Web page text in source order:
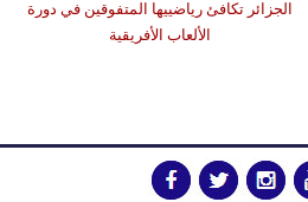
الجزائر تكافئ رياضييها المتفوقين في دورة
الألعاب الأفريقية